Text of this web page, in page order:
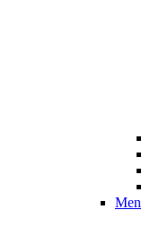
Men